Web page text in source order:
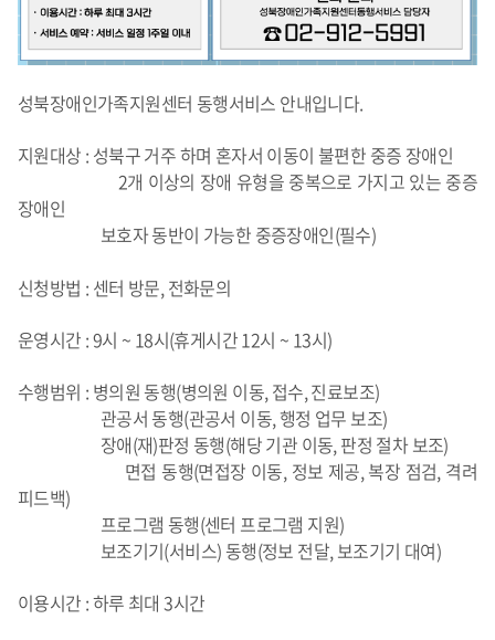
성북장애인가족지원센터 동행서비스 안내입니다.
지원대상 : 성북구 거주 하며 혼자서 이동이 불편한 중증 장애인
2개 이상의 장애 유형을 중복으로 가지고 있는 중증
장애인
보호자 동반이 가능한 중증장애인(필수)
신청방법 : 센터 방문, 전화문의
운영시간 : 9시 ~ 18시(휴게시간 12시 ~ 13시)
수행범위 : 병의원 동행(병의원 이동, 접수, 진료보조)
관공서 동행(관공서 이동, 행정 업무 보조)
장애(재)판정 동행(해당 기관 이동, 판정 절차 보조)
면접 동행(면접장 이동, 정보 제공, 복장 점검, 격려
피드백)
프로그램 동행(센터 프로그램 지원)
보조기기(서비스) 동행(정보 전달, 보조기기 대여)
이용시간 : 하루 최대 3시간